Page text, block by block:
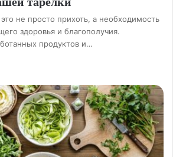
не просто прихоть, а необходимость
здоровья и благополучия.
продуктов и…